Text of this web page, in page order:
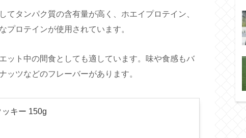
タンパク質の含有量が高く、ホエイプロテイン、
プロテインが使用されています。
ット中の間食としても適しています。味や食感もバ
ッツなどのフレーバーがあります​。
キー 150g